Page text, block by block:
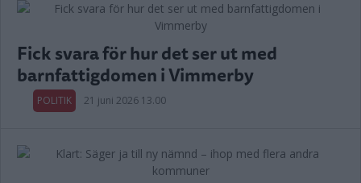
Fick svara för hur det ser ut med
barnfattigdomen i Vimmerby
POLITIK 21 juni 2026 13.00